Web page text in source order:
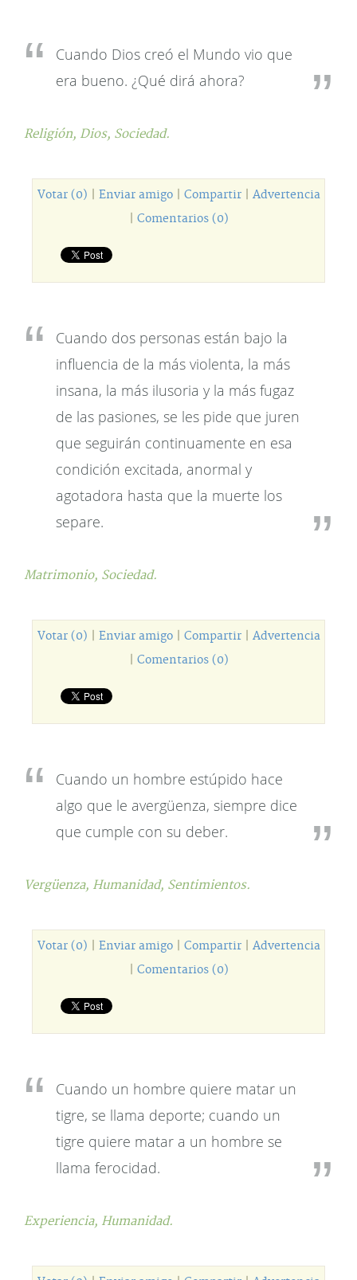
Cuando Dios creó el Mundo vio que
era bueno. ¿Qué dirá ahora?
Religión, Dios, Sociedad.
Votar (0) Enviar amigo| Compartir| Advertencia
Comentarios (0)
Cuando dos personas están bajo la
influencia de la más violenta, la más
insana, la más ilusoria y la más fugaz
de las pasiones, se les pide que juren
que seguirán continuamente en esa
condición excitada, anormal y
agotadora hasta que la muerte los
separe.
Matrimonio, Sociedad.
Votar (0) Enviar amigo| Compartir| Advertencia
Comentarios (0)
Cuando un hombre estúpido hace
algo que le avergüenza, siempre dice
que cumple con su deber.
Vergüenza, Humanidad, Sentimientos.
Votar (0) Enviar amigo| Compartir| Advertencia
Comentarios (0)
Cuando un hombre quiere matar un
tigre, se llama deporte; cuando un
tigre quiere matar a un hombre se
llama ferocidad.
Experiencia, Humanidad.